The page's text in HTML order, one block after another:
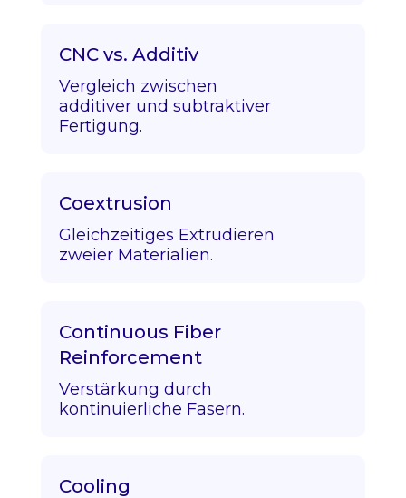
CNC vs. Additiv
Vergleich zwischen
additiver und subtraktiver
Fertigung.
Coextrusion
Gleichzeitiges Extrudieren
zweier Materialien.
Continuous Fiber
Reinforcement
Verstärkung durch
kontinuierliche Fasern.
Cooling